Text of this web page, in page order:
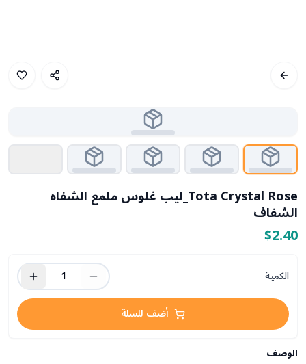
Tota Crystal Rose_ليب غلوس ملمع الشفاه
الشفاف
$2.40
الكمية
1
أضف للسلة
الوصف